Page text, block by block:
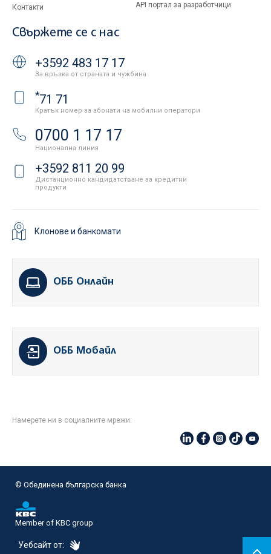
Контакти
API портал за разработчици
Свържете се с нас
+3592 483 17 17
За връзка от страната и чужбина
*71 71
Кратък номер за абонати на мобилни оператори
0700 1 17 17
Национална линия
+3592 811 20 99
Дистанционно кандидатстване за кредитни
продукти
Клонове и банкомати
ОББ Онлайн
ОББ Мобайл
Намерете ни в социалните мрежи:
© Oбединена българска банка
Member of KBC group
Уебсайт от: eDesign